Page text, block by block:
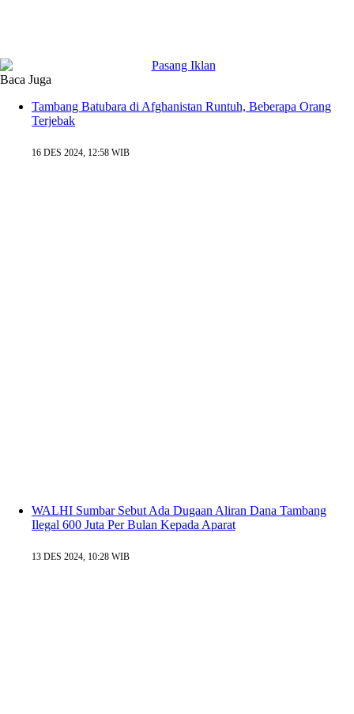
Baca Juga
Tambang Batubara di Afghanistan Runtuh, Beberapa Orang
Terjebak
16 DES 2024, 12:58 WIB
WALHI Sumbar Sebut Ada Dugaan Aliran Dana Tambang
Ilegal 600 Juta Per Bulan Kepada Aparat
13 DES 2024, 10:28 WIB